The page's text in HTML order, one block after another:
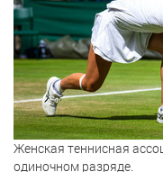
Женская теннисная
одиночном разряде.